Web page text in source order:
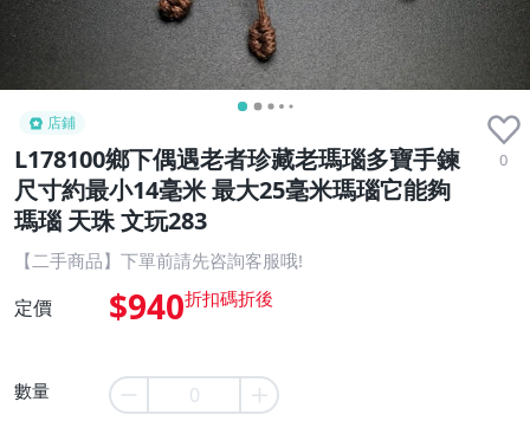
店鋪
L178100鄉下偶遇老者珍藏老瑪瑙多寶手鍊
尺寸約最小14毫米 最大25毫米瑪瑙它能夠
瑪瑙 天珠 文玩283
0
【二手商品】下單前請先咨詢客服哦!
定價 $940
數量